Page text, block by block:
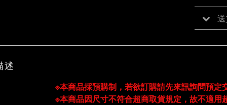
述
※本商品採預購制，若欲訂購請先來訊詢問預定
※本商品因尺寸不符合超商取貨規定，故不適用